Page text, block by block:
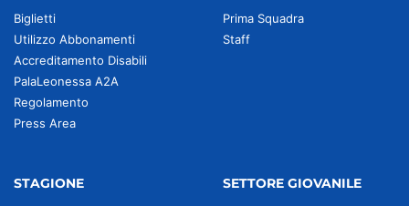
Biglietti
Utilizzo Abbonamenti
Accreditamento Disabili
PalaLeonessa A2A
Regolamento
Press Area
Prima Squadra
Staff
STAGIONE SETTORE GIOVANILE